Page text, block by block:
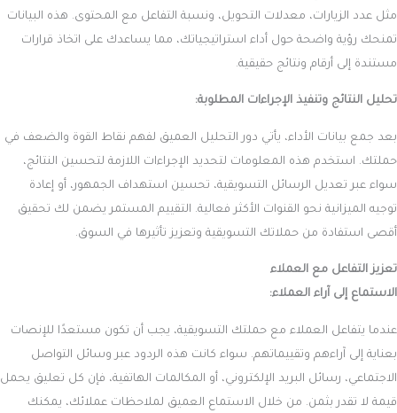
مثل عدد الزيارات، معدلات التحويل، ونسبة التفاعل مع المحتوى. هذه البيانات
تمنحك رؤية واضحة حول أداء استراتيجياتك، مما يساعدك على اتخاذ قرارات
مستندة إلى أرقام ونتائج حقيقية.
تحليل النتائج وتنفيذ الإجراءات المطلوبة:
بعد جمع بيانات الأداء، يأتي دور التحليل العميق لفهم نقاط القوة والضعف في
حملتك. استخدم هذه المعلومات لتحديد الإجراءات اللازمة لتحسين النتائج،
سواء عبر تعديل الرسائل التسويقية، تحسين استهداف الجمهور، أو إعادة
توجيه الميزانية نحو القنوات الأكثر فعالية. التقييم المستمر يضمن لك تحقيق
أقصى استفادة من حملاتك التسويقية وتعزيز تأثيرها في السوق.
تعزيز التفاعل مع العملاء
الاستماع إلى آراء العملاء:
عندما يتفاعل العملاء مع حملتك التسويقية، يجب أن تكون مستعدًا للإنصات
بعناية إلى آراءهم وتقييماتهم. سواء كانت هذه الردود عبر وسائل التواصل
الاجتماعي، رسائل البريد الإلكتروني، أو المكالمات الهاتفية، فإن كل تعليق يحمل
قيمة لا تقدر بثمن. من خلال الاستماع العميق لملاحظات عملائك، يمكنك